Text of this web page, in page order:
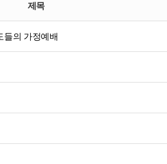
제목
들의 가정예배